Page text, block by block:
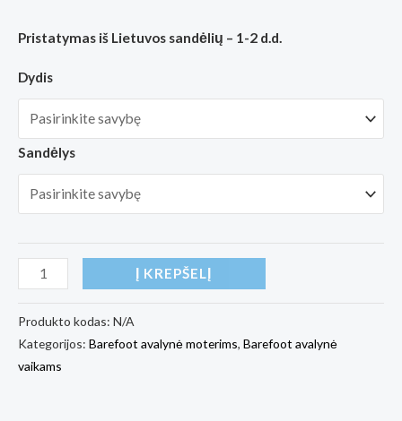
Pristatymas iš Lietuvos sandėlių – 1-2 d.d.
Dydis
Sandėlys
produkto
Barefoot
batai
Froddo
Į KREPŠELĮ
Produkto kodas: N/A
Kategorijos: Barefoot avalynė moterims, Barefoot avalynė
vaikams